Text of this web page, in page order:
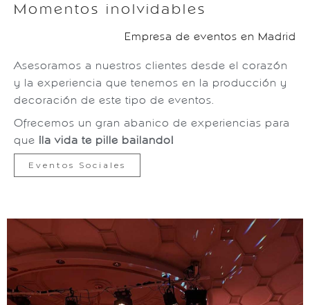
Momentos inolvidables
Empresa de eventos en Madrid
Asesoramos a nuestros clientes desde el corazón
y la experiencia que tenemos en la producción y
decoración de este tipo de eventos.
Ofrecemos un gran abanico de experiencias para
que ¡la vida te pille bailando!
Eventos Sociales